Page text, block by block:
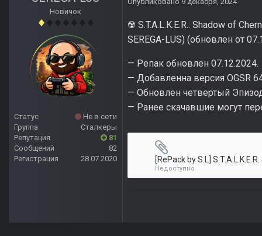
Новичок
Статус
Не в сети
Группа
Сталкеры
Репутация
81
Сообщений
82
Регистрация
28.07.2020
☢️ S.T.A.L.K.E.R.: Shadow of
SEREGA-LUS) (обновлен от
— Репак обновлен 07.12.2024.
— Добавленна версия OGSR
— Обновлен четвертый
— Ранее скачавшие могут
Недоступно